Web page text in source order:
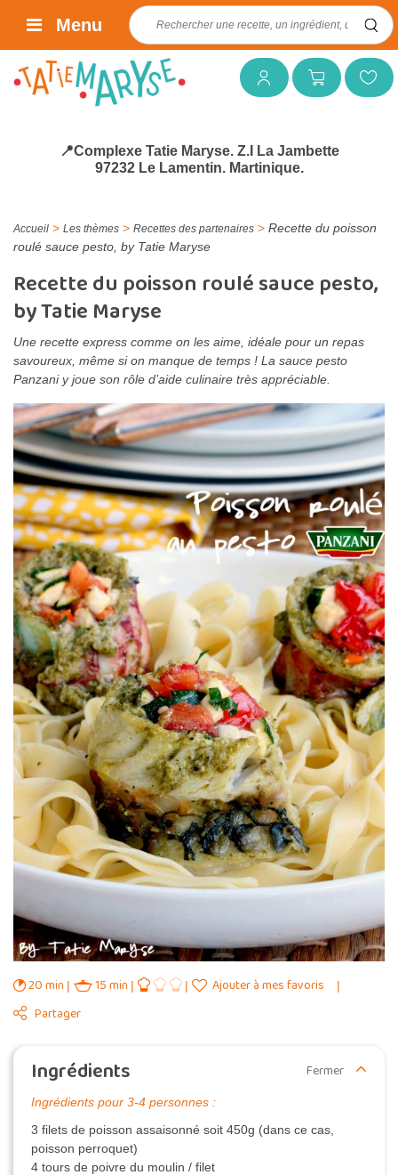
Mon compteMon panierMes favoris
Rechercher :
Menu
📍Complexe Tatie Maryse. Z.I La Jambette
97232 Le Lamentin. Martinique.
Accueil > Les thèmes > Recettes des partenaires > Recette du poisson
roulé sauce pesto, by Tatie Maryse
Recette du poisson roulé sauce pesto,
by Tatie Maryse
Une recette express comme on les aime, idéale pour un repas
savoureux, même si on manque de temps ! La sauce pesto
Panzani y joue son rôle d’aide culinaire très appréciable.
20 min 15 min
Ajouter à mes favoris
Partager
Ingrédients Fermer
Ingrédients pour 3-4 personnes :
3 filets de poisson assaisonné soit 450g (dans ce cas,
poisson perroquet)
4 tours de poivre du moulin / filet